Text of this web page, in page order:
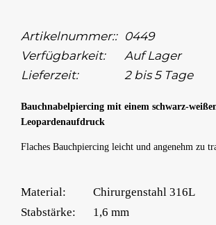
Artikelnummer:: 0449
Verfügbarkeit:
Auf Lager
Lieferzeit:
2 bis 5 Tage
Bauchnabelpiercing mit einem schwarz-
Leopardenaufdruck
Flaches Bauchpiercing leicht und angenehm zu
Material:
Chirurgenstahl 316L
Stabstärke:
1,6 mm